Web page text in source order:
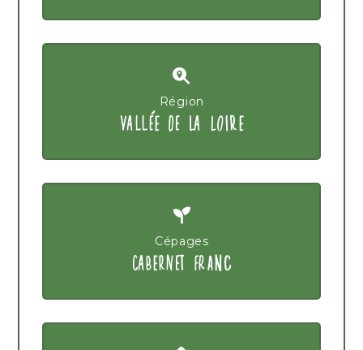
Région
VALLÉE DE LA LOIRE
Cépages
CABERNET FRANC